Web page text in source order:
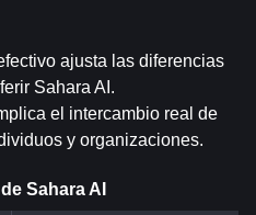
ajusta las diferencias
Sahara AI.
el intercambio real de
y organizaciones.
Sahara AI